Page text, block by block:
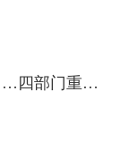
壮大“耐心资本”， 缓解“退出难”……四部门重磅发声